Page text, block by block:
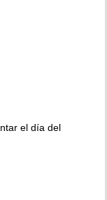
el día del